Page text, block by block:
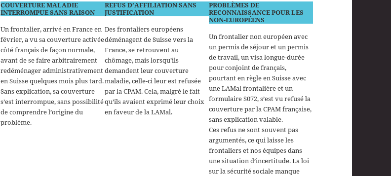
COUVERTURE MALADIE
INTERROMPUE SANS RAISON
Un frontalier, arrivé en France en
février, a vu sa couverture activée
côté français de façon normale,
avant de se faire arbitrairement
redéménager administrativement
en Suisse quelques mois plus tard.
Sans explication, sa couverture
s’est interrompue, sans possibilité
de comprendre l’origine du
problème.
REFUS D’AFFILIATION SANS
JUSTIFICATION
Des frontaliers européens
déménagent de Suisse vers la
France, se retrouvent au
chômage, mais lorsqu’ils
demandent leur couverture
maladie, celle-ci leur est refusée
par la CPAM. Cela, malgré le fait
qu’ils avaient exprimé leur choix
en faveur de la LAMal.
PROBLÈMES DE
RECONNAISSANCE POUR LES
NON-EUROPÉENS
Un frontalier non européen avec
un permis de séjour et un permis
de travail, un visa longue-durée
pour conjoint de français,
pourtant en règle en Suisse avec
une LAMal frontalière et un
formulaire S072, s’est vu refusé la
couverture par la CPAM française,
sans explication valable.
Ces refus ne sont souvent pas
argumentés, ce qui laisse les
frontaliers et nos équipes dans
une situation d’incertitude. La loi
sur la sécurité sociale manque